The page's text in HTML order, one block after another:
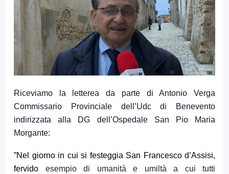
Riceviamo la letterea da parte di Antonio Verga
Commissario Provinciale dell’Udc di Benevento
indirizzata alla DG dell’Ospedale San Pio Maria
Morgante:
”Nel giorno in cui si festeggia San Francesco d’Assisi,
fervido esempio di umanità e umiltà a cui tutti